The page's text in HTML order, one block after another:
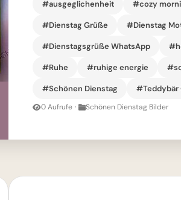
#ausgeglichenheit #cozy
#Dienstag Grüße #Dienstag
#Dienstagsgrüße WhatsApp
#Ruhe #ruhige energie
#Schönen Dienstag #Teddybär
0 Aufrufe · Schönen Dienstag Bilder